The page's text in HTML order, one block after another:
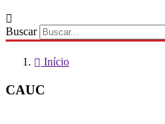
Buscar
Início
CAUC